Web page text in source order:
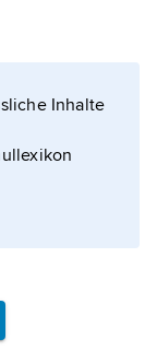
zu einem
Inhalte